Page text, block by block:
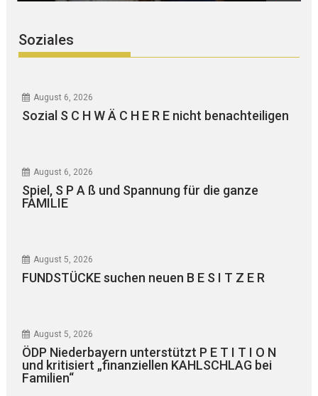
Soziales
August 6, 2026
Sozial S C H W Ä C H E R E nicht benachteiligen
August 6, 2026
Spiel, S P A ß und Spannung für die ganze
FAMILIE
August 5, 2026
FUNDSTÜCKE suchen neuen B E S I T Z E R
August 5, 2026
ÖDP Niederbayern unterstützt P E T I T I O N
und kritisiert „finanziellen KAHLSCHLAG bei
Familien“